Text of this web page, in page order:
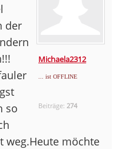
Michaela2312
... ist OFFLINE
Beiträge: 274
der
so
weg.Heute möchte